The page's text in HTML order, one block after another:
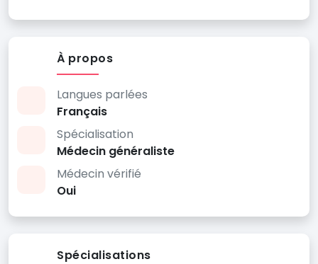
À propos
Langues parlées
Français
Spécialisation
Médecin généraliste
Médecin vérifié
Oui
Spécialisations